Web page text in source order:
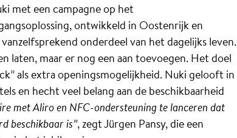
met een campagne op het
ontwikkeld in Oostenrijk en
onderdeel van het dagelijks leven.
maar er nog een aan toevoegen. Het doel
als extra openingsmogelijkheid. Nuki gelooft in
en hecht veel belang aan de beschikbaarheid
met Aliro en NFC-ondersteuning te lanceren dat
beschikbaar is”, zegt Jürgen Pansy, die een